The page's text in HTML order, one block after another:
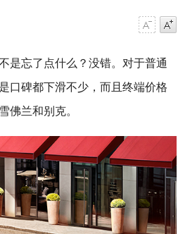
是忘了点什么？没错。对于普通
口碑都下滑不少，而且终端价格
佛兰和别克。